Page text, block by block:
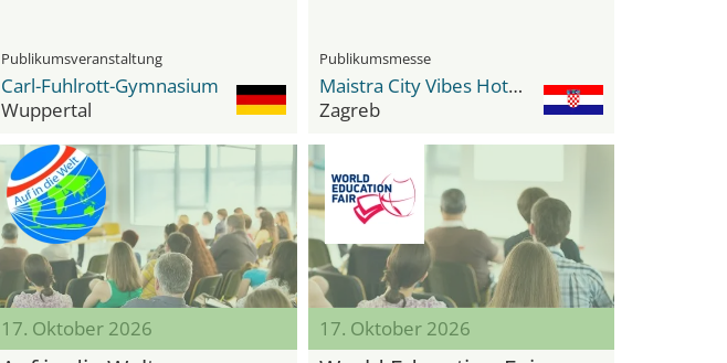
Publikumsveranstaltung
Carl-Fuhlrott-Gymnasium
Wuppertal
Publikumsmesse
Maistra City Vibes Hotel International
Zagreb
17. Oktober 2026 17. Oktober 2026